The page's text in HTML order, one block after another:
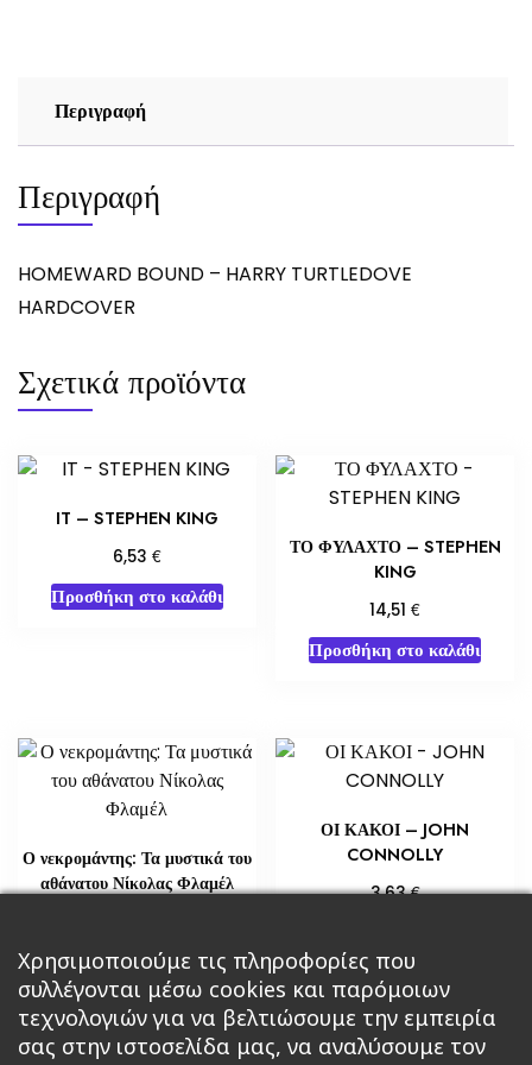
Περιγραφή
Περιγραφή
HOMEWARD BOUND – HARRY TURTLEDOVE
HARDCOVER
Σχετικά προϊόντα
IT – STEPHEN KING
6,53 €
Προσθήκη στο καλάθι
ΤΟ ΦΥΛΑΧΤΟ – STEPHEN
KING
14,51€
Προσθήκη στο καλάθι
Ο νεκρομάντης: Τα μυστικά του
αθάνατου Νίκολας Φλαμέλ
Διαβάστε περισσότερα
ΟΙ ΚΑΚΟΙ – JOHN
CONNOLLY
3,63€
Χρησιμοποιούμε τις πληροφορίες που
συλλέγονται μέσω cookies και παρόμοιων
τεχνολογιών για να βελτιώσουμε την εμπειρία
σας στην ιστοσελίδα μας, να αναλύσουμε τον